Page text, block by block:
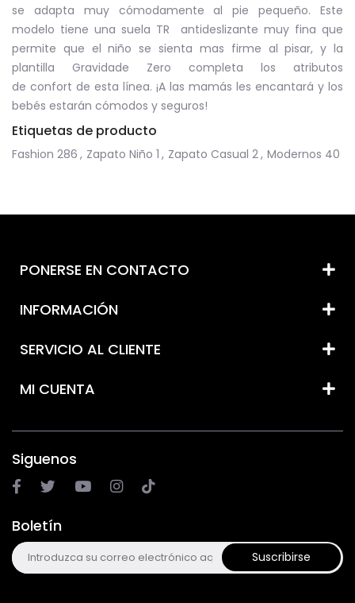
se adapta muy cómodamente al pie pequeño. Este
modelo tiene una suela TR antideslizante muy fina que
permite que el niño se sienta mas firme al pisar, y la
plantilla Gravidade Zero completa los atributos
de confort de esta línea. ¡A las mamás les encantará y los
bebés estarán cómodos y seguros!
Etiquetas de producto
Fashion 286 , Zapato Niño 1 , Zapato Casual 2, Modernos 40
PONERSE EN CONTACTO
INFORMACIÓN
SERVICIO AL CLIENTE
MI CUENTA
Siguenos
Boletín
Suscribirse